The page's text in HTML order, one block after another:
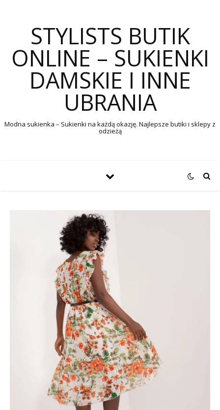
STYLISTS BUTIK
ONLINE – SUKIENKI
DAMSKIE I INNE
UBRANIA
Modna sukienka – Sukienki na każdą okazję. Najlepsze butiki i sklepy z
odzieżą